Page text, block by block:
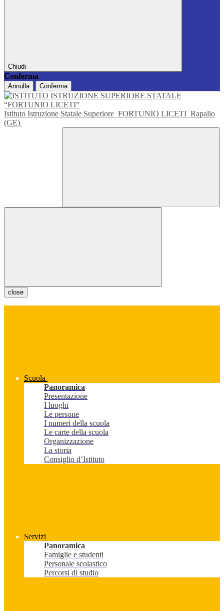
Chiudi
Conferma
Annulla Conferma
Istituto Istruzione Statale Superiore FORTUNIO LICETI Rapallo
(GE)
close
Scuola
Panoramica
Presentazione
I luoghi
Le persone
I numeri della scuola
Le carte della scuola
Organizzazione
La storia
Consiglio d’Istituto
Servizi
Panoramica
Famiglie e studenti
Personale scolastico
Percorsi di studio